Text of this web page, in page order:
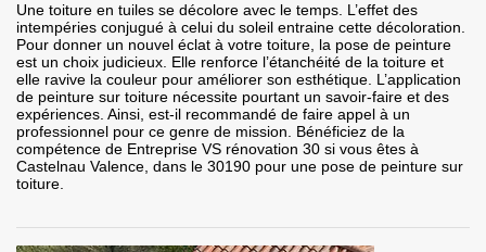
Une toiture en tuiles se décolore avec le temps. L’effet des
intempéries conjugué à celui du soleil entraine cette décoloration.
Pour donner un nouvel éclat à votre toiture, la pose de peinture
est un choix judicieux. Elle renforce l’étanchéité de la toiture et
elle ravive la couleur pour améliorer son esthétique. L’application
de peinture sur toiture nécessite pourtant un savoir-faire et des
expériences. Ainsi, est-il recommandé de faire appel à un
professionnel pour ce genre de mission. Bénéficiez de la
compétence de Entreprise VS rénovation 30 si vous êtes à
Castelnau Valence, dans le 30190 pour une pose de peinture sur
toiture.